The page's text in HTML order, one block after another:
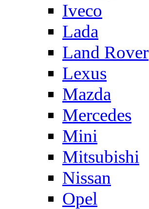
Iveco
Lada
Land Rover
Lexus
Mazda
Mercedes
Mini
Mitsubishi
Nissan
Opel